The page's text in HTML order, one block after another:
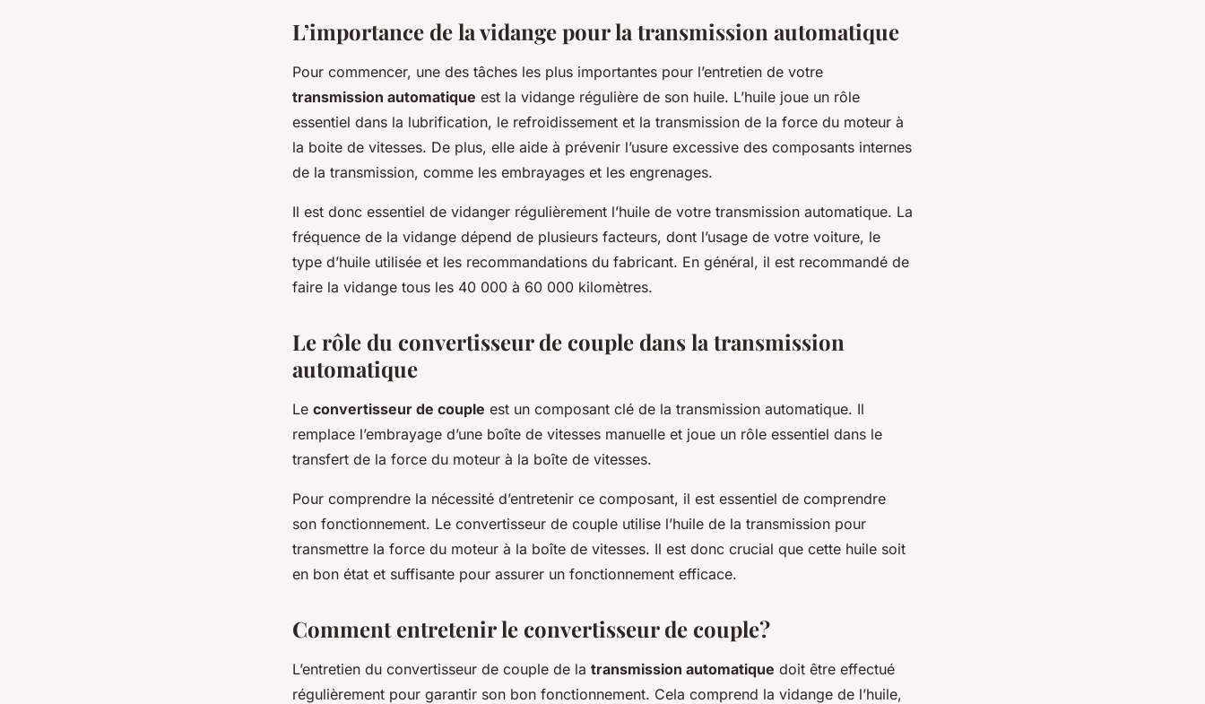
L’importance de la vidange pour la transmission automatique
Pour commencer, une des tâches les plus importantes pour l’entretien de votre
transmission automatique est la vidange régulière de son huile. L’huile joue un rôle
essentiel dans la lubrification, le refroidissement et la transmission de la force du moteur à
la boite de vitesses. De plus, elle aide à prévenir l’usure excessive des composants internes
de la transmission, comme les embrayages et les engrenages.
Il est donc essentiel de vidanger régulièrement l’huile de votre transmission automatique. La
fréquence de la vidange dépend de plusieurs facteurs, dont l’usage de votre voiture, le
type d’huile utilisée et les recommandations du fabricant. En général, il est recommandé de
faire la vidange tous les 40 000 à 60 000 kilomètres.
Le rôle du convertisseur de couple dans la transmission
automatique
Le convertisseur de couple est un composant clé de la transmission automatique. Il
remplace l’embrayage d’une boîte de vitesses manuelle et joue un rôle essentiel dans le
transfert de la force du moteur à la boîte de vitesses.
Pour comprendre la nécessité d’entretenir ce composant, il est essentiel de comprendre
son fonctionnement. Le convertisseur de couple utilise l’huile de la transmission pour
transmettre la force du moteur à la boîte de vitesses. Il est donc crucial que cette huile soit
en bon état et suffisante pour assurer un fonctionnement efficace.
Comment entretenir le convertisseur de couple?
L’entretien du convertisseur de couple de la transmission automatique doit être effectué
régulièrement pour garantir son bon fonctionnement. Cela comprend la vidange de l’huile,